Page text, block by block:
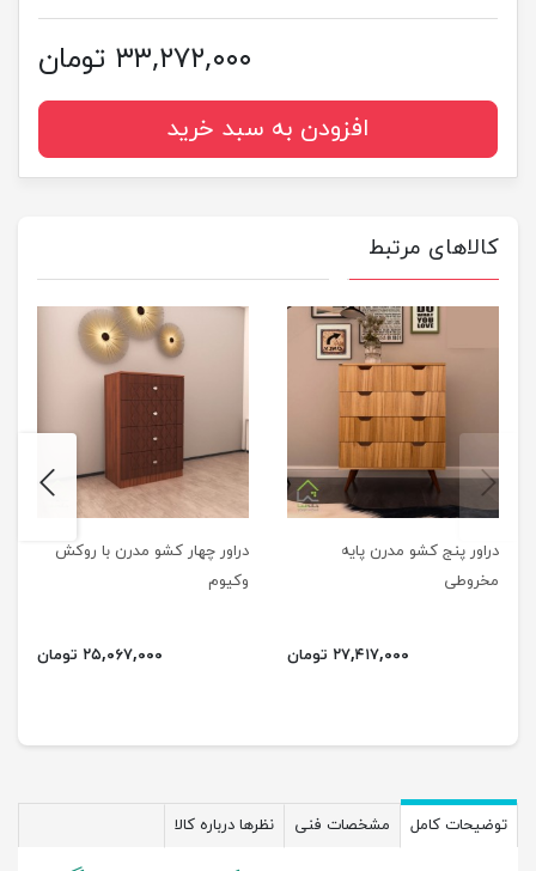
۳۳,۲۷۲,۰۰۰ تومان
افزودن به سبد خرید
کالاهای مرتبط
دراور پنج کشو مدرن پایه
مخروطی
۲۷,۴۱۷,۰۰۰ تومان
دراور چهار کشو مدرن با روکش
وکیوم
۲۵,۰۶۷,۰۰۰ تومان
previus
توضیحات کامل مشخصات فنی نظرها درباره کالا